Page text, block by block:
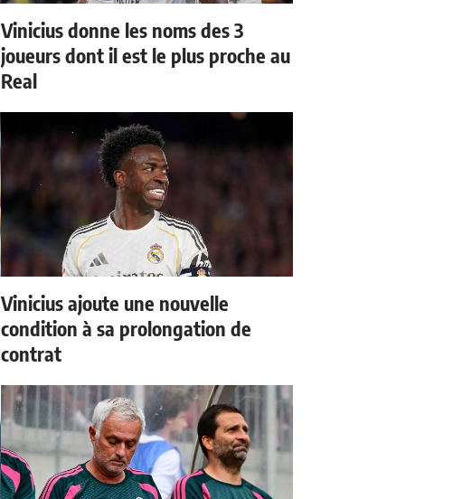
Vinicius donne les noms des 3
joueurs dont il est le plus proche au
Real
Vinicius ajoute une nouvelle
condition à sa prolongation de
contrat